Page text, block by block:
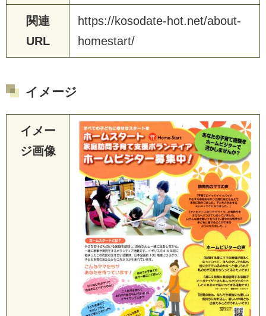
関連
URL
https://kosodate-hot.net/about-
homestart/
イメージ
イメー
ジ画像